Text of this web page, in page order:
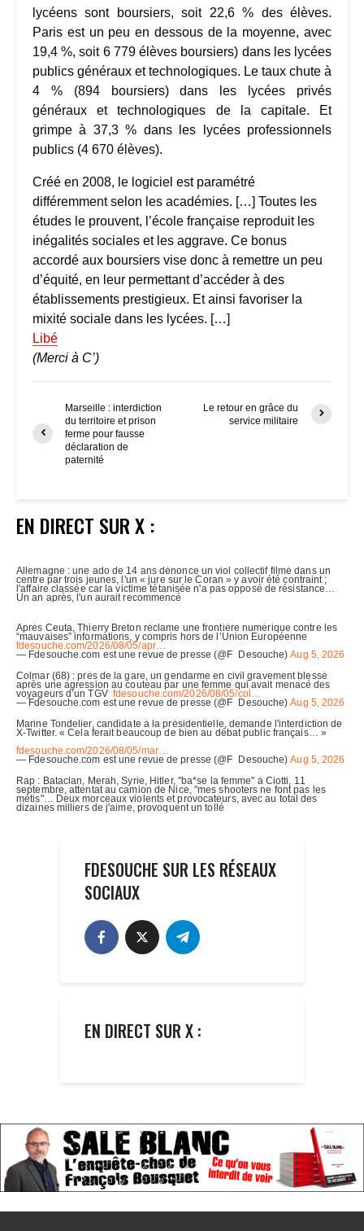
lycéens sont boursiers, soit 22,6 % des élèves.
Paris est un peu en dessous de la moyenne, avec
19,4 %, soit 6 779 élèves boursiers) dans les lycées
publics généraux et technologiques. Le taux chute à
4 % (894 boursiers) dans les lycées privés
généraux et technologiques de la capitale. Et
grimpe à 37,3 % dans les lycées professionnels
publics (4 670 élèves).
Créé en 2008, le logiciel est paramétré
différemment selon les académies. […] Toutes les
études le prouvent, l’école française reproduit les
inégalités sociales et les aggrave. Ce bonus
accordé aux boursiers vise donc à remettre un peu
d’équité, en leur permettant d’accéder à des
établissements prestigieux. Et ainsi favoriser la
mixité sociale dans les lycées. […]
Libé
(Merci à C’)
Marseille : interdiction
du territoire et prison
ferme pour fausse
déclaration de
paternité
Le retour en grâce du
service militaire
EN DIRECT SUR X :
FDESOUCHE SUR LES RÉSEAUX
SOCIAUX
EN DIRECT SUR X :